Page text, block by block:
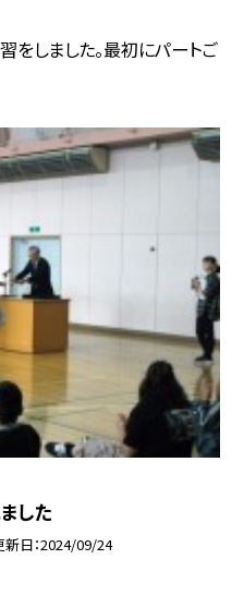
をしました。最初にパートご
した
新日 2024/09/24